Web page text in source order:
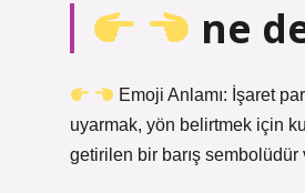
ne
Emoji Anlamı: İşaret
uyarmak, yön belirtmek için
getirilen bir barış sembolüdür